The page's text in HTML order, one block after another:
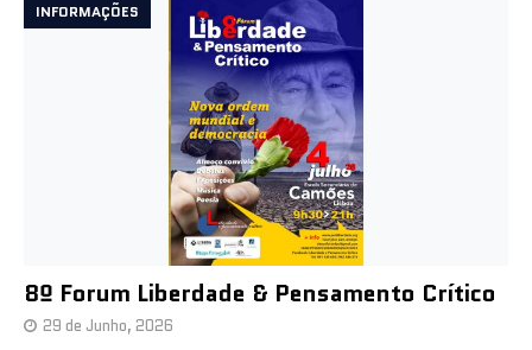
INFORMAÇÕES
8º Forum Liberdade & Pensamento Crítico
29 de Junho, 2026